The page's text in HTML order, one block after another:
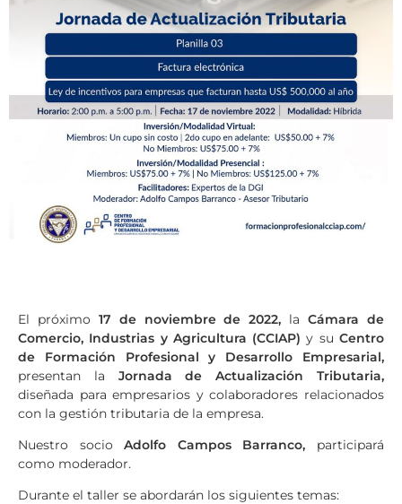
El próximo 17 de noviembre de 2022, laCámara de
Comercio, Industrias y Agricultura (CCIAP) y suCentro
de Formación Profesional y Desarrollo Empresarial,
presentan la Jornada de Actualización Tributaria,
diseñada para empresarios y colaboradores relacionados
con la gestión tributaria de la empresa.
Nuestro socioAdolfo Campos Barranco, participará
como moderador.
Durante el taller se abordarán los siguientes temas: